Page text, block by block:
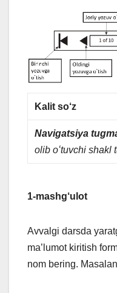
Kalit so‘z
Navigatsiya
olib oʻtuvchi shakl
1-mashg‘ulot
Avvalgi darsda
ma’lumot kiritish
nom bering.